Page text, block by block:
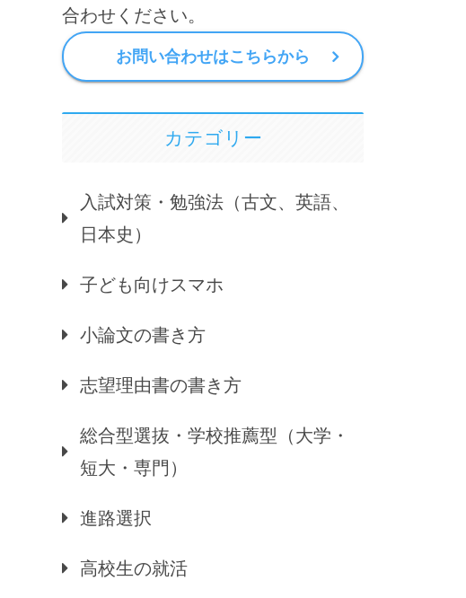
合わせください。
お問い合わせはこちらから
カテゴリー
入試対策・勉強法（古文、英語、
日本史）
子ども向けスマホ
小論文の書き方
志望理由書の書き方
総合型選抜・学校推薦型（大学・
短大・専門）
進路選択
高校生の就活